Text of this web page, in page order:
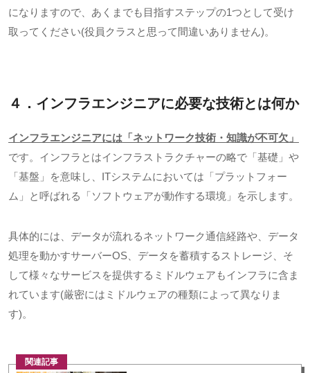
になりますので、あくまでも目指すステップの1つとして受け
取ってください(役員クラスと思って間違いありません)。
４．インフラエンジニアに必要な技術とは何か
インフラエンジニアには「ネットワーク技術・知識が不可欠」
です。インフラとはインフラストラクチャーの略で「基礎」や
「基盤」を意味し、 ITシステムにおいては「プラットフォー
ム」と呼ばれる「ソフトウェアが動作する環境」を示します。
具体的には、データが流れるネットワーク通信経路や、データ
処理を動かすサーバーOS 、データを蓄積するストレージ、そ
して様々なサービスを提供するミドルウェアもインフラに含ま
れています(厳密にはミドルウェアの種類によって異なりま
す)。
関連記事